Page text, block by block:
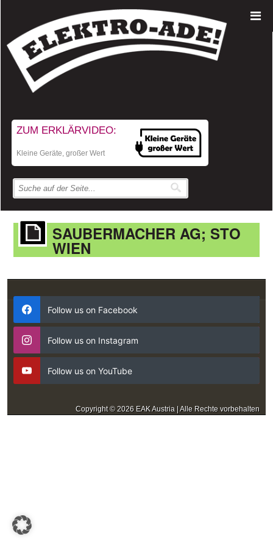
ZUM ERKLÄRVIDEO:
Kleine Geräte, großer Wert
SAUBERMACHER AG; STO
WIEN
Follow us on Facebook
Follow us on Instagram
Follow us on YouTube
Copyright © 2026 EAK Austria | Alle Rechte vorbehalten